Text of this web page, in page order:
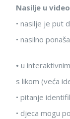
Nasilje u
• nasilje je put
• nasilno
• u
s likom (veća
• pitanje
• djeca mogu